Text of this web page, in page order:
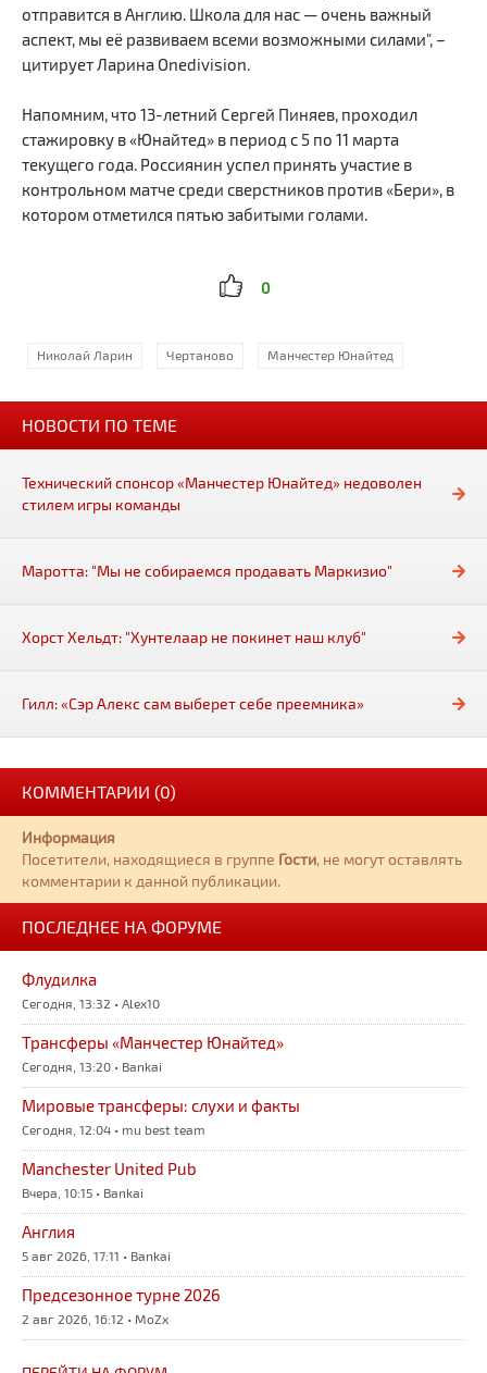
отправится в Англию. Школа для нас — очень важный
аспект, мы её развиваем всеми возможными силами", –
цитирует Ларина Onedivision.
Напомним, что 13-летний Сергей Пиняев, проходил
стажировку в «Юнайтед» в период с 5 по 11 марта
текущего года. Россиянин успел принять участие в
контрольном матче среди сверстников против «Бери», в
котором отметился пятью забитыми голами.
0
Николай Ларин Чертаново Манчестер Юнайтед
НОВОСТИ ПО ТЕМЕ
Технический спонсор «Манчестер Юнайтед» недоволен
стилем игры команды
Маротта: "Мы не собираемся продавать Маркизио"
Хорст Хельдт: "Хунтелаар не покинет наш клуб"
Гилл: «Сэр Алекс сам выберет себе преемника»
КОММЕНТАРИИ (0)
Информация
Посетители, находящиеся в группе Гости, не могут оставлять
комментарии к данной публикации.
ПОСЛЕДНЕЕ НА ФОРУМЕ
Флудилка
Сегодня, 13:32 • Alex10
Трансферы «Манчестер Юнайтед»
Сегодня, 13:20 • Bankai
Мировые трансферы: слухи и факты
Сегодня, 12:04 • mu best team
Manchester United Pub
Вчера, 10:15 • Bankai
Англия
5 авг 2026, 17:11 • Bankai
Предсезонное турне 2026
2 авг 2026, 16:12 • MoZx